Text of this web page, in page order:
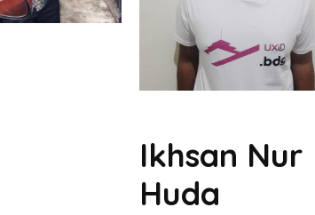
Ikhsan Nur
Huda